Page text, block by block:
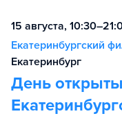
15 августа,
Екатеринбургский
Екатеринбург
День